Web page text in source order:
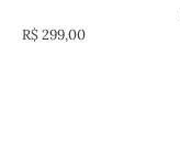
R$299,00